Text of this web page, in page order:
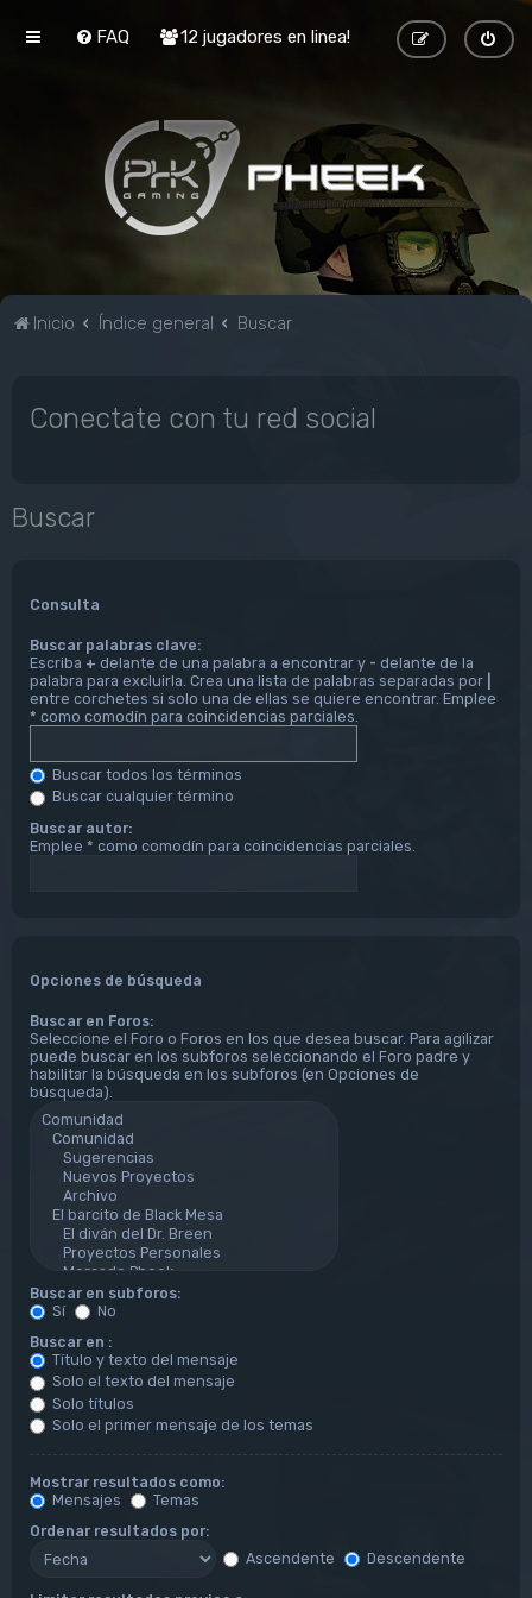
FAQ 12 jugadores en linea!
Inicio Índice general Buscar
Conectate con tu red social
Buscar
Consulta
Buscar palabras clave:
Escriba + delante de una palabra a encontrar y - delante de la
palabra para excluirla. Crea una lista de palabras separadas por
entre corchetes si solo una de ellas se quiere encontrar. Emplee
* como comodín para coincidencias parciales.
Buscar todos los términos
Buscar cualquier término
Buscar autor:
Emplee * como comodín para coincidencias parciales.
Opciones de búsqueda
Buscar en Foros:
Seleccione el Foro o Foros en los que desea buscar. Para agilizar
puede buscar en los subforos seleccionando el Foro padre y
habilitar la búsqueda en los subforos (en Opciones de
búsqueda).
Buscar en subforos:
Sí
No
Buscar en :
Título y texto del mensaje
Solo el texto del mensaje
Solo títulos
Solo el primer mensaje de los temas
Mostrar resultados como:
Mensajes
Temas
Ordenar resultados por:
Ascendente
Descendente